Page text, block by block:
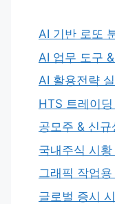
AI 기반 로또
AI 업무 도구
AI 활용전략
HTS 트레이
공모주 & 신규
국내주식 시
그래픽 작업
글로벌 증시